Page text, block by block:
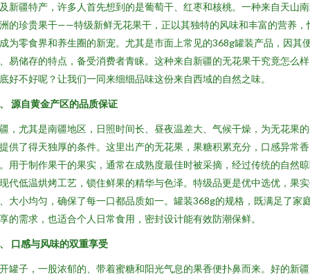
新疆特产，许多人首先想到的是葡萄干、红枣和核桃。一种来自天山
的珍贵果干——特级新鲜无花果干，正以其独特的风味和丰富的营养，
为零食界和养生圈的新宠。尤其是市面上常见的368g罐装产品，因其
易储存的特点，备受消费者青睐。这种来自新疆的无花果干究竟怎么
好不好呢？让我们一同来细细品味这份来自西域的自然之味。
源自黄金产区的品质保证
，尤其是南疆地区，日照时间长、昼夜温差大、气候干燥，为无花果
供了得天独厚的条件。这里出产的无花果，果糖积累充分，口感异常香
用于制作果干的果实，通常在成熟度最佳时被采摘，经过传统的自然
代低温烘烤工艺，锁住鲜果的精华与色泽。特级品更是优中选优，果
大小均匀，确保了每一口都品质如一。罐装368g的规格，既满足了家
的需求，也适合个人日常食用，密封设计能有效防潮保鲜。
口感与风味的双重享受
罐子，一股浓郁的、带着蜜糖和阳光气息的果香便扑鼻而来。好的新